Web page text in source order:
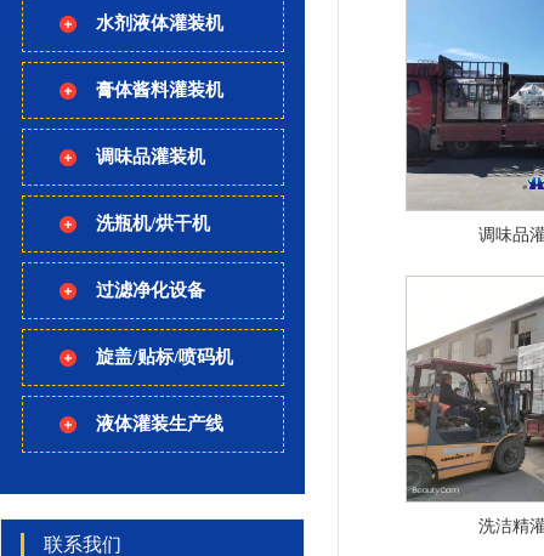
水剂液体灌装机
膏体酱料灌装机
调味品灌装机
洗瓶机/烘干机
过滤净化设备
旋盖/贴标/喷码机
液体灌装生产线
联系我们
调味品
洗洁精